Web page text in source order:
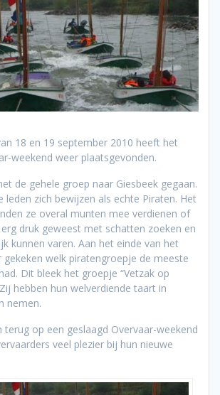
18 en 19 september 2010 heeft het
weekend weer plaatsgevonden.
de gehele groep naar Giesbeek gegaan.
leden zich bewijzen als echte Piraten. Het
ze overal munten mee verdienen of
druk geweest met schatten zoeken en
kunnen varen. Aan het einde van het
gekeken welk piratengroepje de meeste
Dit bleek het groepje “Vetzak op
hebben hun welverdiende taart in
nemen.
terug op een geslaagd Overvaar-weekend
veel plezier bij hun nieuwe